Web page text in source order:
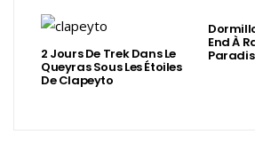
2 Jours De Trek Dans Le
Queyras Sous Les Étoiles
De Clapeyto
End À